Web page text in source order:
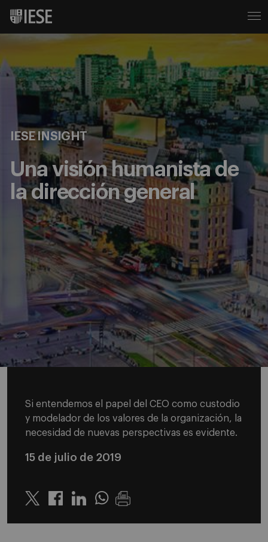
IESE INSIGHT
Una visión humanista de
la dirección general
Si entendemos el papel del CEO como custodio
y modelador de los valores de la organización, la
necesidad de nuevas perspectivas es evidente.
15 de julio de 2019
Twitter LinkedinWhatsapp